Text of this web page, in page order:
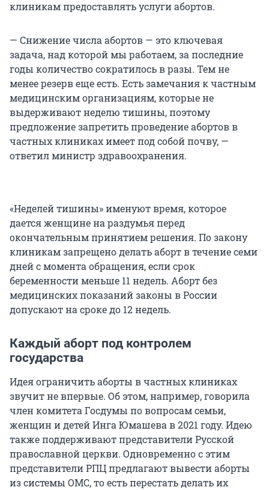
клиникам предоставлять услуги абортов.
— Снижение числа абортов — это ключевая
задача, над которой мы работаем, за последние
годы количество сократилось в разы. Тем не
менее резерв еще есть. Есть замечания к частным
медицинским организациям, которые не
выдерживают неделю тишины, поэтому
предложение запретить проведение абортов в
частных клиниках имеет под собой почву, —
ответил министр здравоохранения.
«Неделей тишины» именуют время, которое
дается женщине на раздумья перед
окончательным принятием решения. По закону
клиникам запрещено делать аборт в течение семи
дней с момента обращения, если срок
беременности меньше 11 недель. Аборт без
медицинских показаний законы в России
допускают на сроке до 12 недель.
Каждый аборт под контролем
государства
Идея ограничить аборты в частных клиниках
звучит не впервые. Об этом, например, говорила
член комитета Госдумы по вопросам семьи,
женщин и детей Инга Юмашева в 2021 году. Идею
также поддерживают представители Русской
православной церкви. Одновременно с этим
представители РПЦ предлагают вывести аборты
из системы ОМС, то есть перестать делать их